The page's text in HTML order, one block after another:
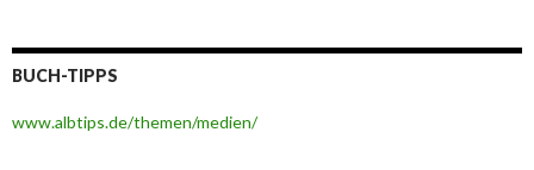
BUCH-TIPPS
www.albtips.de/themen/medien/